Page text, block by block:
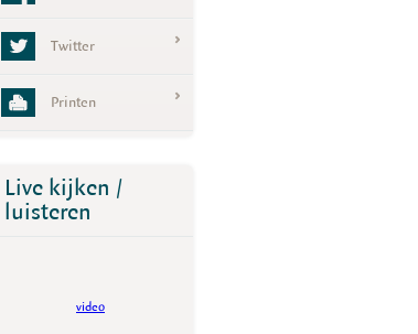
Twitter
Printen
Live kijken /
luisteren
video